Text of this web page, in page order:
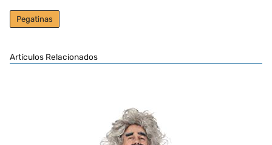
Pegatinas
Artículos Relacionados